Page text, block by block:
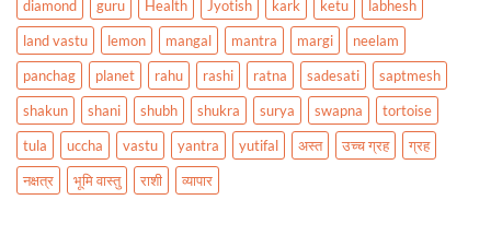
diamond guru Health Jyotish kark ketu
labhesh
land vastu
lemon mangal mantra margi
neelam
panchag
planet rahu rashi ratna sadesati
saptmesh
shakun
shani shubh shukra surya swapna
tortoise
tula
uccha vastu yantra yutifal अस्त उच्च ग्रह
ग्रह
नक्षत्र
भूमि वास्तु राशी व्यापार